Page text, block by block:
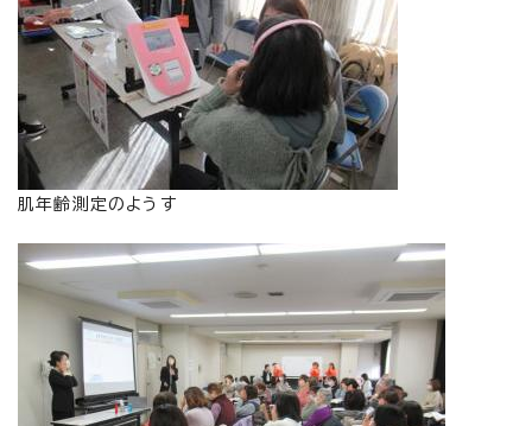
肌年齢測定のようす